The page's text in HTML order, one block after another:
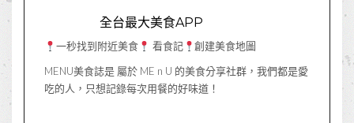
全台最大美食APP
一秒找到附近美食 看食記
創建美食地圖
MENU美食誌是 屬於 ME n U 的美食分享社群，我們都是愛
吃的人，只想記錄每次用餐的好味道！